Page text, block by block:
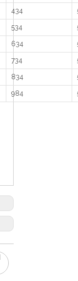
434
534
634
734
834
984